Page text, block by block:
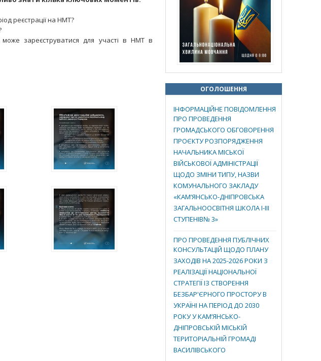
реєстрації на НМТ?
зареєструватися для участі в НМТ в
ОГОЛОШЕННЯ
ІНФОРМАЦІЙНЕ ПОВІДОМЛЕННЯ
ПРО ПРОВЕДЕННЯ
ГРОМАДСЬКОГО ОБГОВОРЕННЯ
ПРОЄКТУ РОЗПОРЯДЖЕННЯ
НАЧАЛЬНИКА МІСЬКОЇ
ВІЙСЬКОВОЇ АДМІНІСТРАЦІЇ
ЩОДО ЗМІНИ ТИПУ, НАЗВИ
КОМУНАЛЬНОГО ЗАКЛАДУ
«КАМ’ЯНСЬКО-ДНІПРОВСЬКА
ЗАГАЛЬНООСВІТНЯ ШКОЛА І-ІІІ
СТУПЕНІВ№ 3»
ПРО ПРОВЕДЕННЯ ПУБЛІЧНИХ
КОНСУЛЬТАЦІЙ ЩОДО ПЛАНУ
ЗАХОДІВ НА 2025-2026 РОКИ З
РЕАЛІЗАЦІЇ НАЦІОНАЛЬНОЇ
СТРАТЕГІЇ ІЗ СТВОРЕННЯ
БЕЗБАР'ЄРНОГО ПРОСТОРУ В
УКРАЇНІ НА ПЕРІОД ДО 2030
РОКУ У КАМ’ЯНСЬКО-
ДНІПРОВСЬКІЙ МІСЬКІЙ
ТЕРИТОРІАЛЬНІЙ ГРОМАДІ
ВАСИЛІВСЬКОГО